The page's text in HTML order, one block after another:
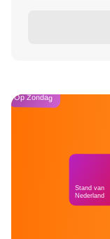
Op Zondag
Stand van
Nederland